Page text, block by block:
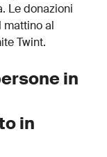
Le donazioni
mattino al
Twint.
in
in